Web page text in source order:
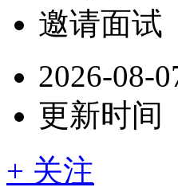
邀请面试
2026-08-
更新时间
+ 关注